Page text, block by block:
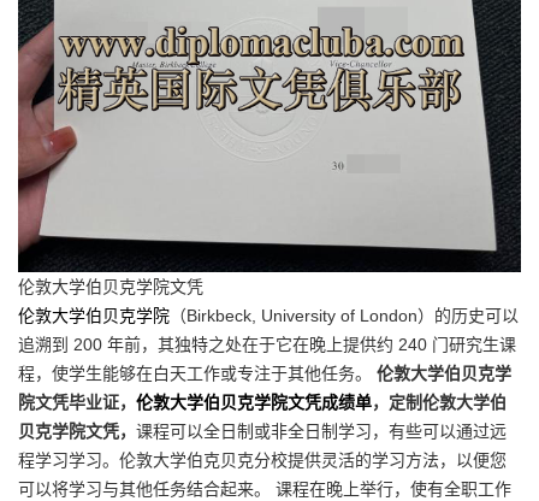
伦敦大学伯贝克学院文凭
伦敦大学伯贝克学院 （Birkbeck, University of London）的历史可以
追溯到 200 年前，其独特之处在于它在晚上提供约 240 门研究生课
程，使学生能够在白天工作或专注于其他任务。 伦敦大学伯贝克学
院文凭毕业证， 伦敦大学伯贝克学院文凭成绩单，定制伦敦大学伯
贝克学院文凭， 课程可以全日制或非全日制学习，有些可以通过远
程学习学习。伦敦大学伯克贝克分校提供灵活的学习方法，以便您
可以将学习与其他任务结合起来。 课程在晚上举行，使有全职工作